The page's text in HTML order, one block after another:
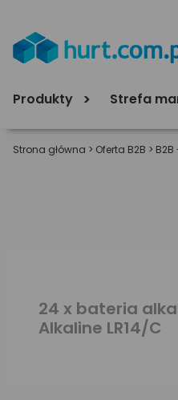
Produkty Strefa
Strona główna > Oferta B2B >
24 x bateria
Alkaline LR14/C